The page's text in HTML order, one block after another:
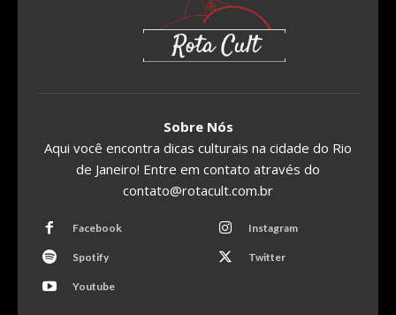
Sobre Nós
Aqui você encontra dicas culturais na cidade do Rio
de Janeiro! Entre em contato através do
contato@rotacult.com.br
Facebook Instagram
Spotify Twitter
Youtube